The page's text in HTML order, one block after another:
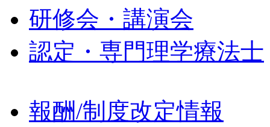
研修会・講演会
認定・専門理学療法士
報酬/制度改定情報